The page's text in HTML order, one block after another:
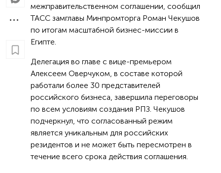
межправительственном соглашении, сообщил
ТАСС замглавы Минпромторга Роман Чекушов
по итогам масштабной бизнес-миссии в
Египте.
Делегация во главе с вице-премьером
Алексеем Оверчуком, в составе которой
работали более 30 представителей
российского бизнеса, завершила переговоры
по всем условиям создания РПЗ. Чекушов
подчеркнул, что согласованный режим
является уникальным для российских
резидентов и не может быть пересмотрен в
течение всего срока действия соглашения.